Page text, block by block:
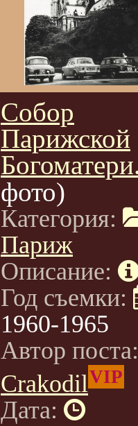
Собор
Парижской
фото)
Категория:
Париж
Описание:
Год съемки:
1960-1965
Автор
CrakodilVIP
Дата: